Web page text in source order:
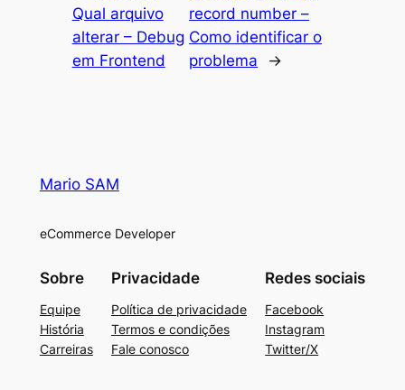
Qual arquivo
alterar – Debug
em Frontend
record number –
Como identificar o
problema
→
Mario SAM
eCommerce Developer
Sobre
Equipe
História
Carreiras
Privacidade
Política de privacidade
Termos e condições
Fale conosco
Redes sociais
Facebook
Instagram
Twitter/X